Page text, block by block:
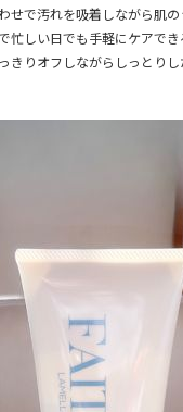
せで汚れを吸着しながら肌
忙しい日でも手軽にケアで
きりオフしながらしっとり